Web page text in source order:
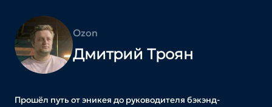
Ozon
Дмитрий Троян
Прошёл путь от эникея до руководителя бэкэнд-